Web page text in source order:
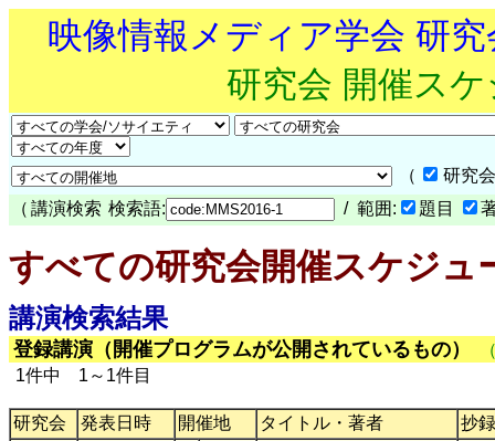
映像情報メディア学会 研
研究会 開催ス
（
研究
（ 講演検索 検索語: / 範囲: 題目
すべての研究会開催スケジュ
講演検索結果
登録講演（開催プログラムが公開されているもの）
1件中 1～1件目
研究会 発表日時 開催地 タイトル・著者
抄録